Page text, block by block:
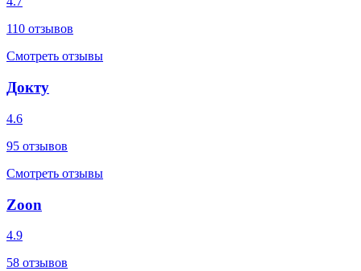
110 отзывов
Смотреть отзывы
Докту
4.6
95 отзывов
Смотреть отзывы
Zoon
4.9
58 отзывов